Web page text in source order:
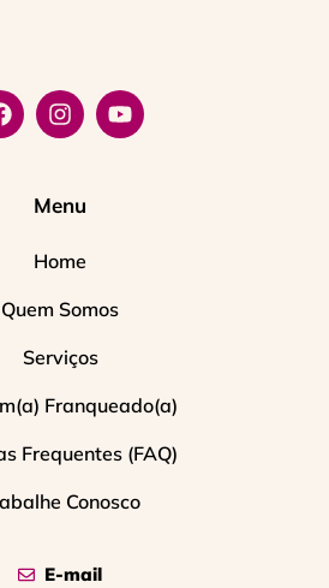
Menu
Home
Quem Somos
Serviços
Franqueado(a)
Frequentes (FAQ)
Conosco
E-mail